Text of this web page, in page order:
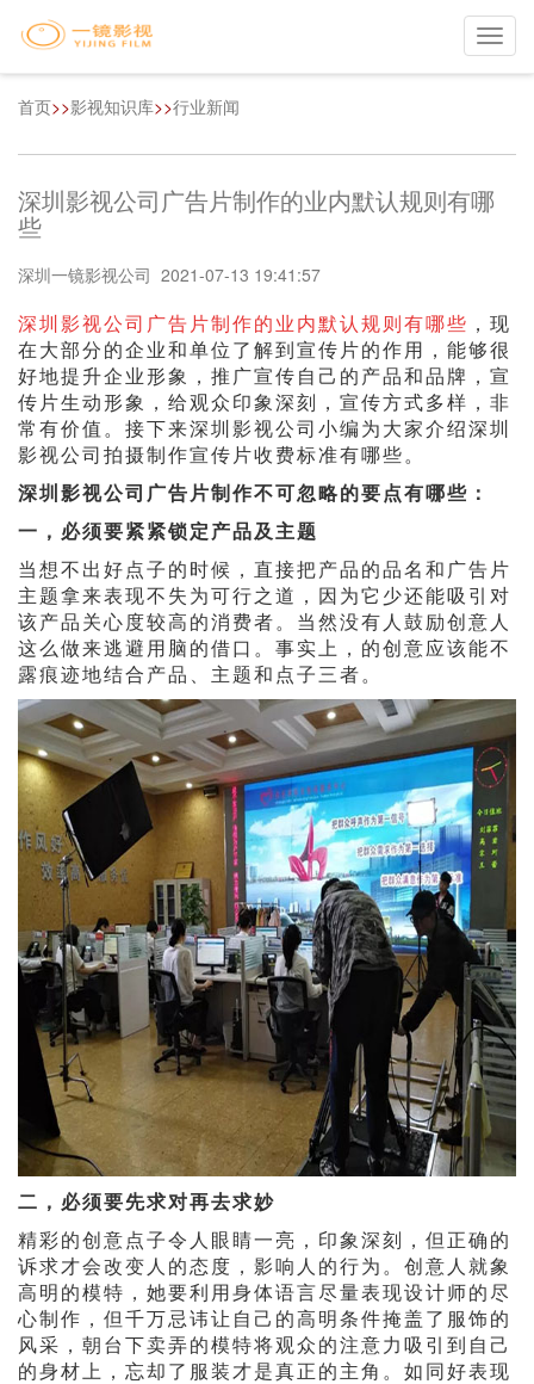
首页>>影视知识库>>行业新闻
深圳影视公司广告片制作的业内默认规则有哪
些
深圳一镜影视公司 2021-07-13 19:41:57
深圳影视公司广告片制作的业内默认规则有哪些 ，现
在大部分的企业和单位了解到宣传片的作用，能够很
好地提升企业形象，推广宣传自己的产品和品牌，宣
传片生动形象，给观众印象深刻，宣传方式多样，非
常有价值。接下来深圳影视公司小编为大家介绍深圳
影视公司拍摄制作宣传片收费标准有哪些。
深圳影视公司广告片制作不可忽略的要点有哪些：
一，必须要紧紧锁定产品及主题
当想不出好点子的时候，直接把产品的品名和广告片
主题拿来表现不失为可行之道，因为它少还能吸引对
该产品关心度较高的消费者。当然没有人鼓励创意人
这么做来逃避用脑的借口。事实上，的创意应该能不
露痕迹地结合产品、主题和点子三者。
二，必须要先求对再去求妙
精彩的创意点子令人眼睛一亮，印象深刻，但正确的
诉求才会改变人的态度，影响人的行为。创意人就象
高明的模特，她要利用身体语言尽量表现设计师的尽
心制作，但千万忌讳让自己的高明条件掩盖了服饰的
风采，朝台下卖弄的模特将观众的注意力吸引到自己
的身材上，忘却了服装才是真正的主角。如同好表现